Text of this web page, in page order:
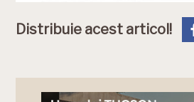
Distribuie acest articol!